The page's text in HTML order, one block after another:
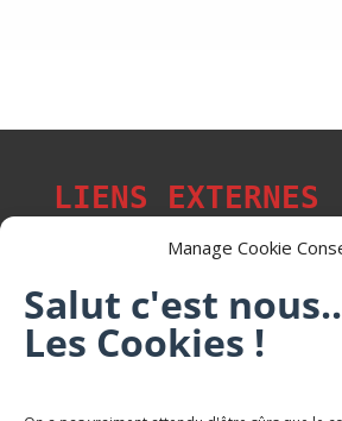
Manage Cookie
Salut c'est
Les Cookies !
LIENS EXTERNES
Les p'tits citoyens de Mont-
Trail Saintmartinois Daniel FEITE